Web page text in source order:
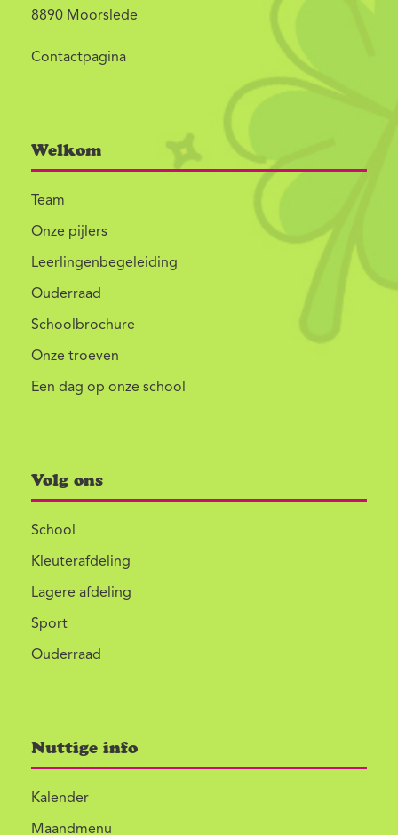
8890 Moorslede
Contactpagina
Welkom
Team
Onze pijlers
Leerlingenbegeleiding
Ouderraad
Schoolbrochure
Onze troeven
Een dag op onze school
Volg ons
School
Kleuterafdeling
Lagere afdeling
Sport
Ouderraad
Nuttige info
Kalender
Maandmenu